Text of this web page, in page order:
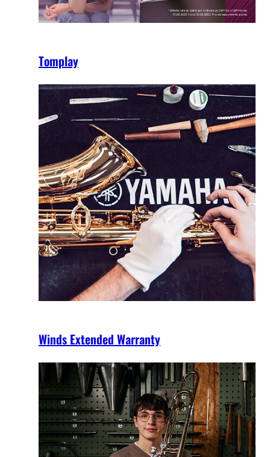
Tomplay
Winds Extended Warranty